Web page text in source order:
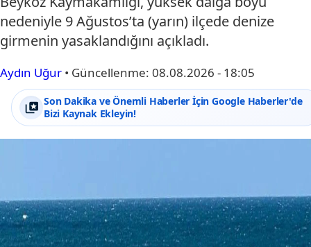
nedeniyle 9 Ağustos’ta (yarın) ilçede denize
girmenin yasaklandığını açıkladı.
Aydın Uğur • Güncellenme: 08.08.2026 - 18:05
Son Dakika ve Önemli Haberler İçin Google Haberler'de
Bizi Kaynak Ekleyin!